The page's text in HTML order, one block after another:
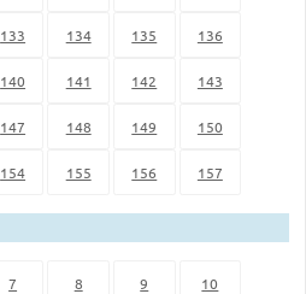
133 134 135 136
140 141 142 143
147 148 149 150
154 155 156 157
7 8 9 10